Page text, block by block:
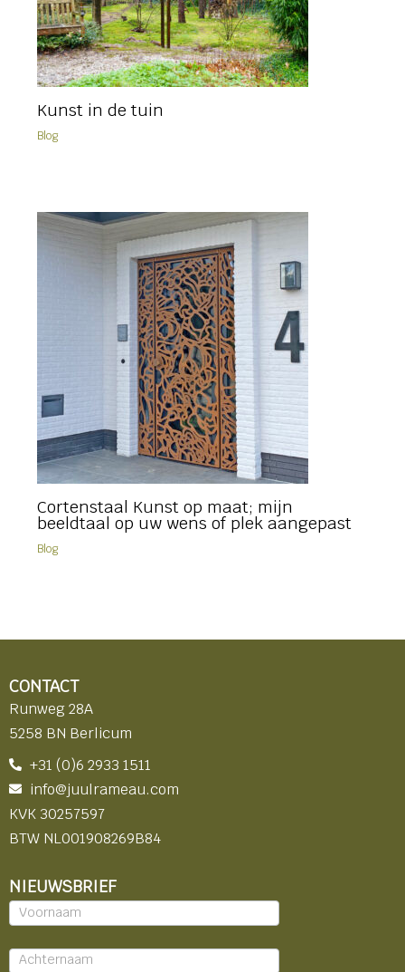
Kunst in de tuin
Blog
Cortenstaal Kunst op maat; mijn
beeldtaal op uw wens of plek aangepast
Blog
CONTACT
Runweg 28A
5258 BN Berlicum
+31 (0)6 2933 1511
info@juulrameau.com
KVK 30257597
BTW NL001908269B84
NIEUWSBRIEF
Nieuwsbrief
-
footer